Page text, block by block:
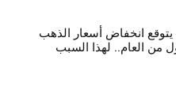
يتوقع انخفاض أسعار الذهب
من العام.. لهذا السبب